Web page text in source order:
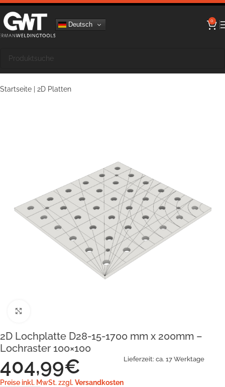
Deutsch 0
Startseite 2D Platten
2D Lochplatte D28-15-1700 mm x 200mm –
Lochraster 100×100
404,99€
Preise inkl. MwSt. zzgl. Versandkosten
Lieferzeit: ca. 17 Werktage